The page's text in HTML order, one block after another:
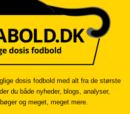
dosis fodbold med alt fra de største
du både nyheder, blogs, analyser,
og meget, meget mere.